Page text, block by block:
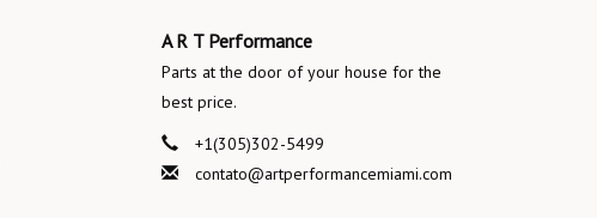
A R T Performance
Parts at the door of your house for the
best price.
+1(305)302-5499
contato@artperformancemiami.com